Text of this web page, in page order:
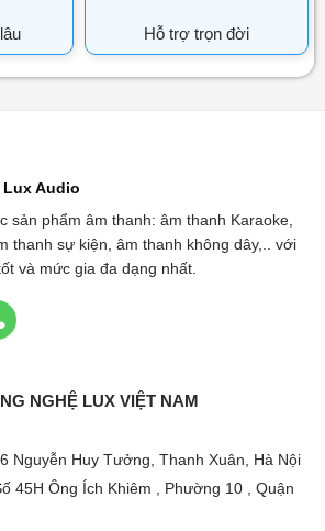
Hỗ trợ trọn đời
Audio
sản phẩm âm thanh: âm thanh Karaoke,
thanh sự kiện, âm thanh không dây,.. với
và mức gia đa dạng nhất.
NGHỆ LUX VIỆT NAM
Nguyễn Huy Tưởng, Thanh Xuân, Hà Nội
45H Ông Ích Khiêm , Phường 10 , Quận